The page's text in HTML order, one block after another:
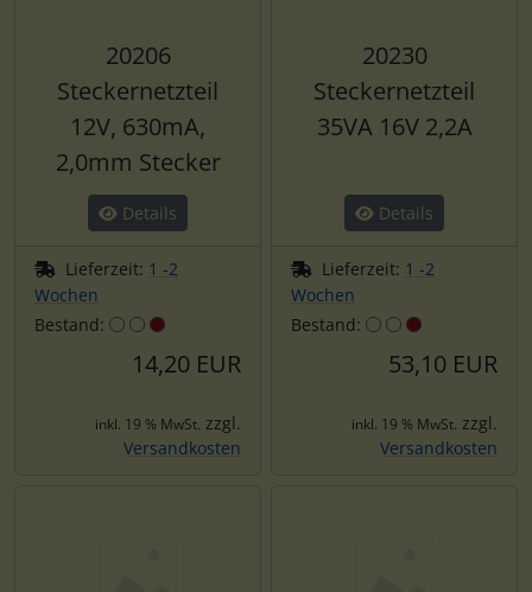
20206
Steckernetzteil
12V, 630mA,
2,0mm Stecker
Details
Lieferzeit: 1 -2
Wochen
Bestand:
14,20 EUR
inkl. 19 % MwSt. zzgl.
Versandkosten
20230
Steckernetzteil
35VA 16V 2,2A
Details
Lieferzeit: 1 -2
Wochen
Bestand:
53,10 EUR
inkl. 19 % MwSt. zzgl.
Versandkosten